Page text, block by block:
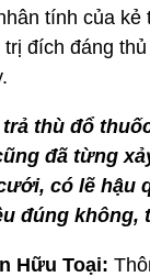
tính của kẻ
đích đáng
thù đổ
đã từng
có lẽ hậu
đúng không,
Hữu Toại: